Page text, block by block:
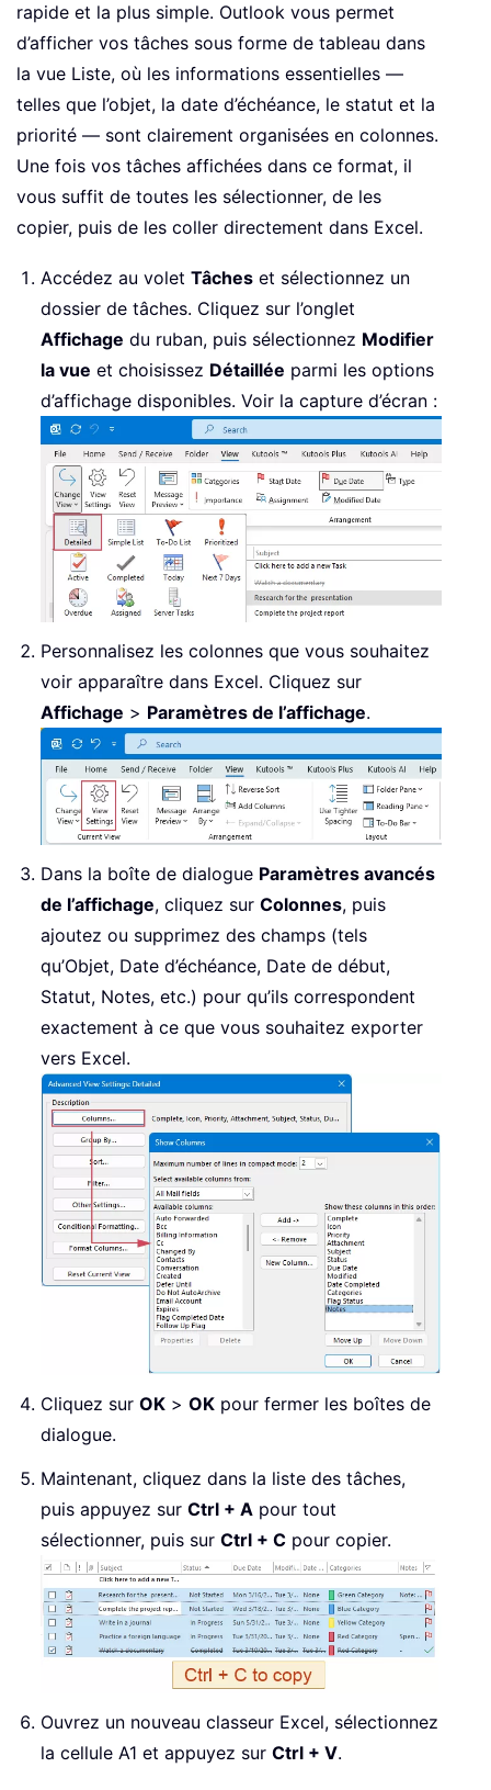
rapide et la plus simple. Outlook vous permet
d’afficher vos tâches sous forme de tableau dans
la vue Liste, où les informations essentielles —
telles que l’objet, la date d’échéance, le statut et la
priorité — sont clairement organisées en colonnes.
Une fois vos tâches affichées dans ce format, il
vous suffit de toutes les sélectionner, de les
copier, puis de les coller directement dans Excel.
Accédez au volet Tâches et sélectionnez un
dossier de tâches. Cliquez sur l’onglet
Affichage du ruban, puis sélectionnez Modifier
la vue et choisissez Détaillée parmi les options
d’affichage disponibles. Voir la capture d’écran :
Personnalisez les colonnes que vous souhaitez
voir apparaître dans Excel. Cliquez sur
Affichage > Paramètres de l’affichage.
Dans la boîte de dialogue Paramètres avancés
de l’affichage, cliquez sur Colonnes, puis
ajoutez ou supprimez des champs (tels
qu’Objet, Date d’échéance, Date de début,
Statut, Notes, etc.) pour qu’ils correspondent
exactement à ce que vous souhaitez exporter
vers Excel.
Cliquez sur OK > OK pour fermer les boîtes de
dialogue.
Maintenant, cliquez dans la liste des tâches,
puis appuyez sur Ctrl + A pour tout
sélectionner, puis sur Ctrl + C pour copier.
Ouvrez un nouveau classeur Excel, sélectionnez
la cellule A1 et appuyez sur Ctrl + V.